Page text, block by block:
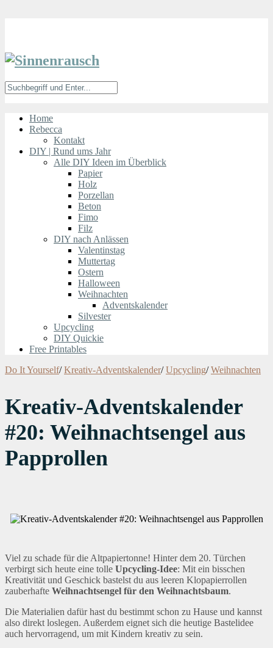
Home
Rebecca
Kontakt
DIY | Rund ums Jahr
Alle DIY Ideen im Überblick
Papier
Holz
Porzellan
Beton
Fimo
Filz
DIY nach Anlässen
Valentinstag
Muttertag
Ostern
Halloween
Weihnachten
Adventskalender
Silvester
Upcycling
DIY Quickie
Free Printables
Do It Yourself/ Kreativ-Adventskalender/ Upcycling/ Weihnachten
Kreativ-Adventskalender
#20: Weihnachtsengel aus
Papprollen
Viel zu schade für die Altpapiertonne! Hinter dem 20. Türchen
verbirgt sich heute eine tolle Upcycling-Idee: Mit ein bisschen
Kreativität und Geschick bastelst du aus leeren Klopapierrollen
zauberhafte Weihnachtsengel für den Weihnachtsbaum.
Die Materialien dafür hast du bestimmt schon zu Hause und kannst
also direkt loslegen. Außerdem eignet sich die heutige Bastelidee
auch hervorragend, um mit Kindern kreativ zu sein.